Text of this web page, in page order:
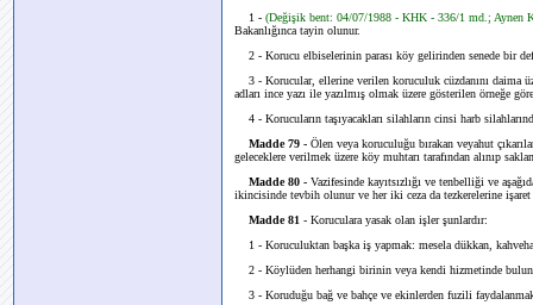
1 - (Değişik bent: 04/07/1988 - KHK - 336/1 md.; Aynen
Bakanlığınca tayin olunur.
2 - Korucu elbiselerinin parası köy gelirinden senede bir
3 - Korucular, ellerine verilen koruculuk cüzdanını daima
adları ince yazı ile yazılmış olmak üzere gösterilen örneğe
4 - Korucuların taşıyacakları silahların cinsi harb
Madde 79 - Ölen veya koruculuğu bırakan veyahut
geleceklere verilmek üzere köy muhtarı tarafından alınıp
Madde 80 - Vazifesinde kayıtsızlığı ve tenbelliği ve
ikincisinde tevbih olunur ve her iki ceza da tezkerelerine işaret
Madde 81 - Koruculara yasak olan işler şunlardır:
1 - Koruculuktan başka iş yapmak: mesela dükkan,
2 - Köylüden herhangi birinin veya kendi hizmetinde
3 - Koruduğu bağ ve bahçe ve ekinlerden fuzili